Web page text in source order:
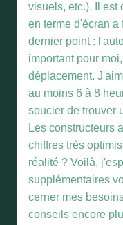
visuels, etc.). Il est
en terme d'écran a
dernier point :
important pour
déplacement.
au moins 6 à 8
soucier de trouver
Les constructeurs
chiffres très
réalité ? Voilà,
supplémentaires
cerner mes
conseils encore